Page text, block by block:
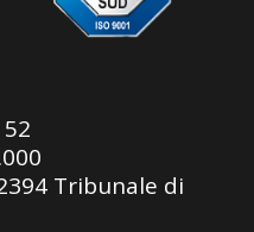
Tribunale di